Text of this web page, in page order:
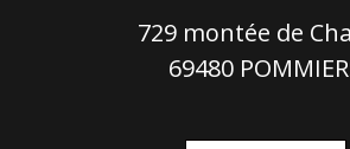
729 montée de
69480